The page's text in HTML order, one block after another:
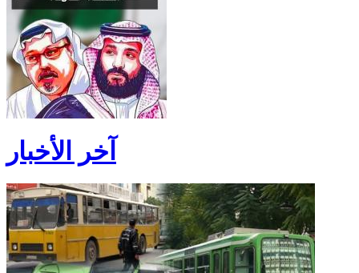
آخر الأخبار